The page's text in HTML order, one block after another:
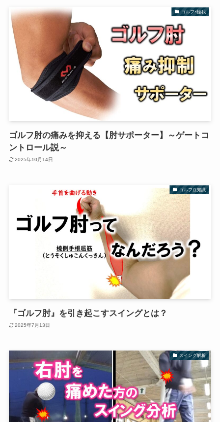
ゴルフ×怪我
ゴルフ肘の痛みを抑える【肘サポーター】～ゲートコ
ントロール説～
2025年10月14日
ゴルフ豆知識
『ゴルフ肘』を引き起こすスイングとは？
2025年7月13日
スイング解析